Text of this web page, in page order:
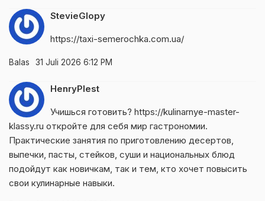
StevieGlopy
https://taxi-semerochka.com.ua/
Balas 31 Juli 2026 6:12 PM
HenryPlest
Учишься готовить? https://kulinarnye-master-
klassy.ru откройте для себя мир гастрономии.
Практические занятия по приготовлению десертов,
выпечки, пасты, стейков, суши и национальных блюд
подойдут как новичкам, так и тем, кто хочет повысить
свои кулинарные навыки.